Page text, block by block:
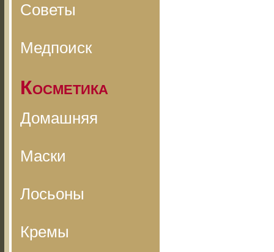
Советы
Медпоиск
Косметика
Домашняя
Маски
Лосьоны
Кремы